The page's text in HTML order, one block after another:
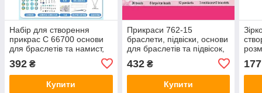
Набір для створення
прикрас C 66700 основи
для браслетів та намист,
підвіски, подарункове
пакування
392 ₴
Купити
Прикраси 762-15
браслети, підвіски, основи
для браслетів та підвісок,
432₴
Купити
177